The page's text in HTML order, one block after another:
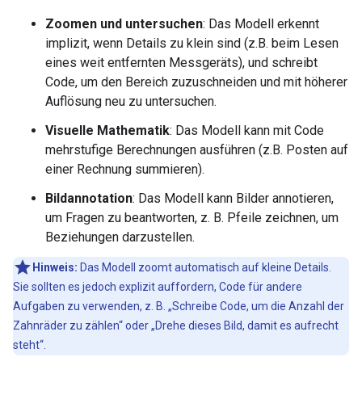
Zoomen und untersuchen: Das Modell erkennt
implizit, wenn Details zu klein sind (z.B. beim Lesen
eines weit entfernten Messgeräts), und schreibt
Code, um den Bereich zuzuschneiden und mit höherer
Auflösung neu zu untersuchen.
Visuelle Mathematik: Das Modell kann mit Code
mehrstufige Berechnungen ausführen (z.B. Posten auf
einer Rechnung summieren).
Bildannotation: Das Modell kann Bilder annotieren,
um Fragen zu beantworten, z. B. Pfeile zeichnen, um
Beziehungen darzustellen.
Hinweis: Das Modell zoomt automatisch auf kleine Details.
Sie sollten es jedoch explizit auffordern, Code für andere
Aufgaben zu verwenden, z. B. „Schreibe Code, um die Anzahl der
Zahnräder zu zählen“ oder „Drehe dieses Bild, damit es aufrecht
steht“.